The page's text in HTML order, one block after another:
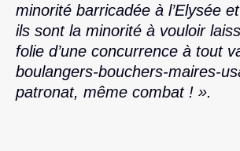
minorité barricadée à l’Elysée
ils sont la minorité à vouloir
folie d’une concurrence à tout
boulangers-bouchers-maires-
patronat, même combat ! ».